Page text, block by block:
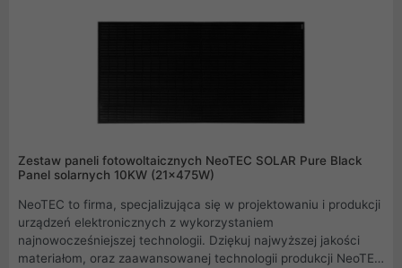
kabel gwarantuje 25 lat użytkowania.
Zestaw paneli fotowoltaicznych NeoTEC SOLAR Pure Black
Panel solarnych 10KW (21x475W)
NeoTEC to firma, specjalizująca się w projektowaniu i produkcji
urządzeń elektronicznych z wykorzystaniem
najnowocześniejszej technologii. Dziękuj najwyższej jakości
materiałom, oraz zaawansowanej technologii produkcji NeoTEC